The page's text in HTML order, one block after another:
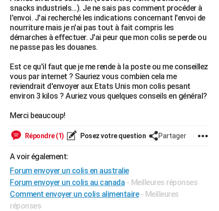
Mobiles
Meilleur smartphone
Internet
Ordinateurs
Jeux vidéo
Guide high-tech
+BRICOLAGE
Forum
Aménagement intérieur
Extérieur
Cuisine
Salle de bains
Jardinage
Rangement
WEEK-END
Guides de France
LIFESTYLE
Art de vivre
Bien-être
Loisirs
Mode
Modes de vie
SANTE
Alimentation
Guide de la santé
Maladies
Médicaments
Sommeil
VOYAGE
Carte de Noël
Carte Bonne année
Carte Saint-Valentin
Carte Pâques
Carte d'anniversaire
DICTIONNAIRE
Dictionnaire
Biographies
Citations
Expressions
Proverbes
PROGRAMME TV
snacks industriels...). Je ne sais pas comment procéder à
l'envoi. J'ai recherché les indications concernant l'envoi de
nourriture mais je n'ai pas tout à fait compris les
démarches à effectuer. J'ai peur que mon colis se perde ou
ne passe pas les douanes.
Est ce qu'il faut que je me rende à la poste ou me conseillez
vous par internet ? Sauriez vous combien cela me
reviendrait d'envoyer aux Etats Unis mon colis pesant
environ 3 kilos ? Auriez vous quelques conseils en général?
Merci beaucoup!
Répondre (1) Posez votre question Partager
A voir également:
Forum envoyer un colis en australie
Forum envoyer un colis au canada - Meilleures réponses
Comment envoyer un colis alimentaire - Meilleures
réponses